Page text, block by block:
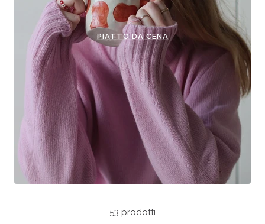
PIATTO DA CENA
53 prodotti